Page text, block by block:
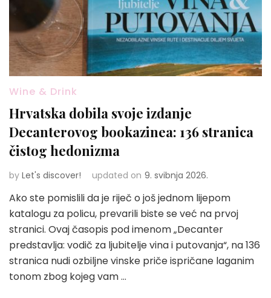
Wine & Drink
Hrvatska dobila svoje izdanje
Decanterovog bookazinea: 136 stranica
čistog hedonizma
by Let's discover! updated on 9. svibnja 2026.
Ako ste pomislili da je riječ o još jednom lijepom
katalogu za policu, prevarili biste se već na prvoj
stranici. Ovaj časopis pod imenom „Decanter
predstavlja: vodič za ljubitelje vina i putovanja“, na 136
stranica nudi ozbiljne vinske priče ispričane laganim
tonom zbog kojeg vam …